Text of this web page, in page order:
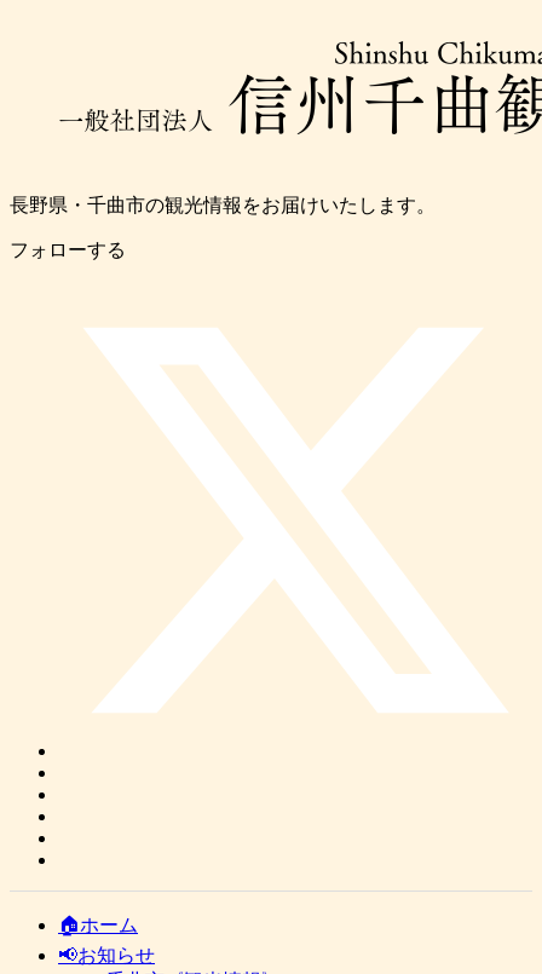
長野県・千曲市の観光情報をお届けいたします。
フォローする
🏠ホーム
📢お知らせ